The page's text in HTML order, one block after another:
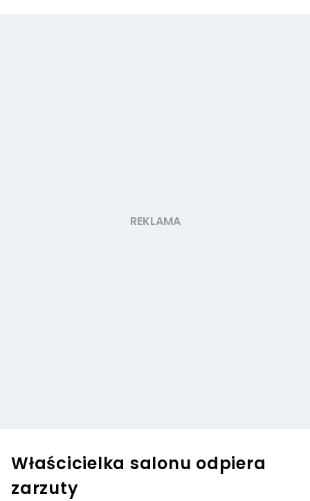
Właścicielka salonu odpiera
zarzuty